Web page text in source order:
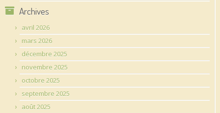
Archives
avril 2026
mars 2026
décembre 2025
novembre 2025
octobre 2025
septembre 2025
août 2025